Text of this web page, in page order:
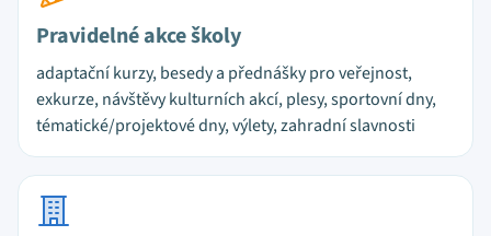
Pravidelné akce školy
adaptační kurzy, besedy a přednášky pro veřejnost,
exkurze, návštěvy kulturních akcí, plesy, sportovní dny,
tématické/projektové dny, výlety, zahradní slavnosti